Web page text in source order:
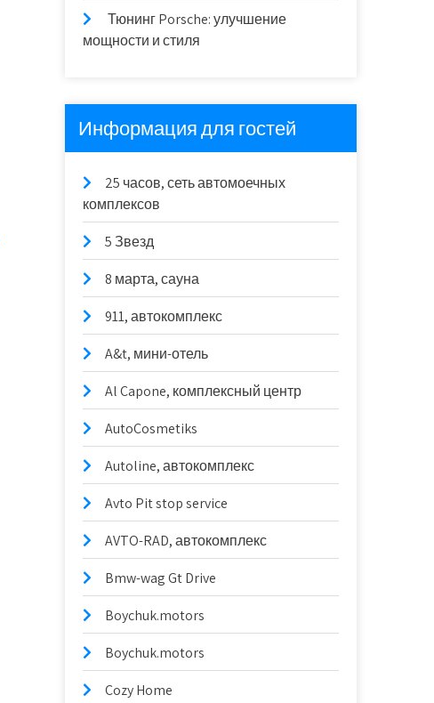
Тюнинг Porsche: улучшение
мощности и стиля
Информация для гостей
25 часов, сеть автомоечных
комплексов
5 Звезд
8 марта, сауна
911, автокомплекс
A&t, мини-отель
Al Capone, комплексный центр
AutoCosmetiks
Autoline, автокомплекс
Avto Pit stop service
AVTO-RAD, автокомплекс
Bmw-wag Gt Drive
Boychuk.motors
Boychuk.motors
Cozy Home